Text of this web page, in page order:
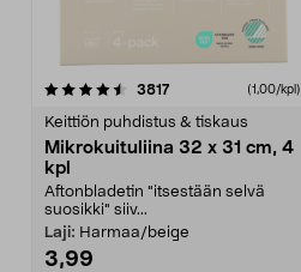
3817arvostelut (1,00/kpl)
Keittiön puhdistus & tiskaus
Mikrokuituliina 32 x 31 cm, 4
kpl
Aftonbladetin "itsestään selvä
suosikki" siiv...
Laji: Harmaa/beige
3,99
4.5viidestä